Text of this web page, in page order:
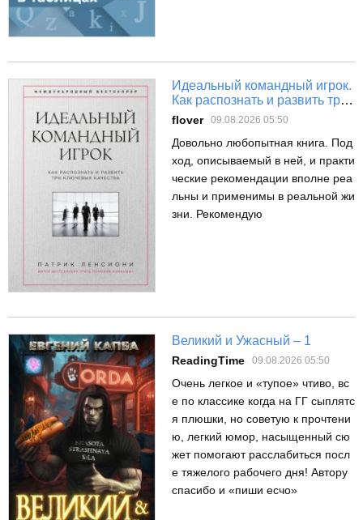
Идеальный командный игрок.
Как распознать и развить три
ключевых качества
flover 09.08.2026 05:50
Довольно любопытная книга. Под
ход, описываемый в ней, и практи
ческие рекомендации вполне реа
льны и применимы в реальной жи
зни. Рекомендую
Великий и Ужасный – 1
ReadingTime 09.08.2026 05:50
Очень легкое и «тупое» чтиво, вс
е по классике когда на ГГ сыплятс
я плюшки, но советую к прочтени
ю, легкий юмор, насыщенный сю
жет помогают расслабиться посл
е тяжелого рабочего дня! Автору
спасибо и «пиши есчо»